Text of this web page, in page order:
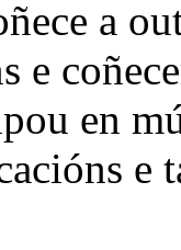
a
e
en
e